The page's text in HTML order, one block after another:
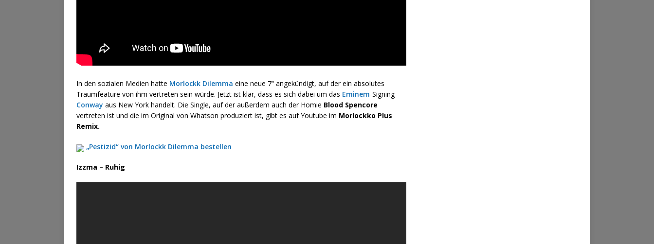
In den sozialen Medien hatte Morlockk Dilemma eine neue 7“ angekündigt, auf der ein absolutes
Traumfeature von ihm vertreten sein würde. Jetzt ist klar, dass es sich dabei um das Eminem-Signing
Conway aus New York handelt. Die Single, auf der außerdem auch der Homie Blood Spencore
vertreten ist und die im Original von Whatson produziert ist, gibt es auf Youtube im Morlockko Plus
Remix.
„Pestizid“ von Morlockk Dilemma bestellen
Izzma – Ruhig